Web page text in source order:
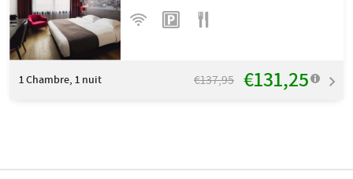
1Chambre, 1 nuit €137,95 €131,25